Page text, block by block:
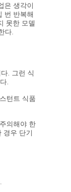
생각이
번 반복해
못한 모델
다.
. 그런 식
.
턴트 식품
의해야 한
우 단기